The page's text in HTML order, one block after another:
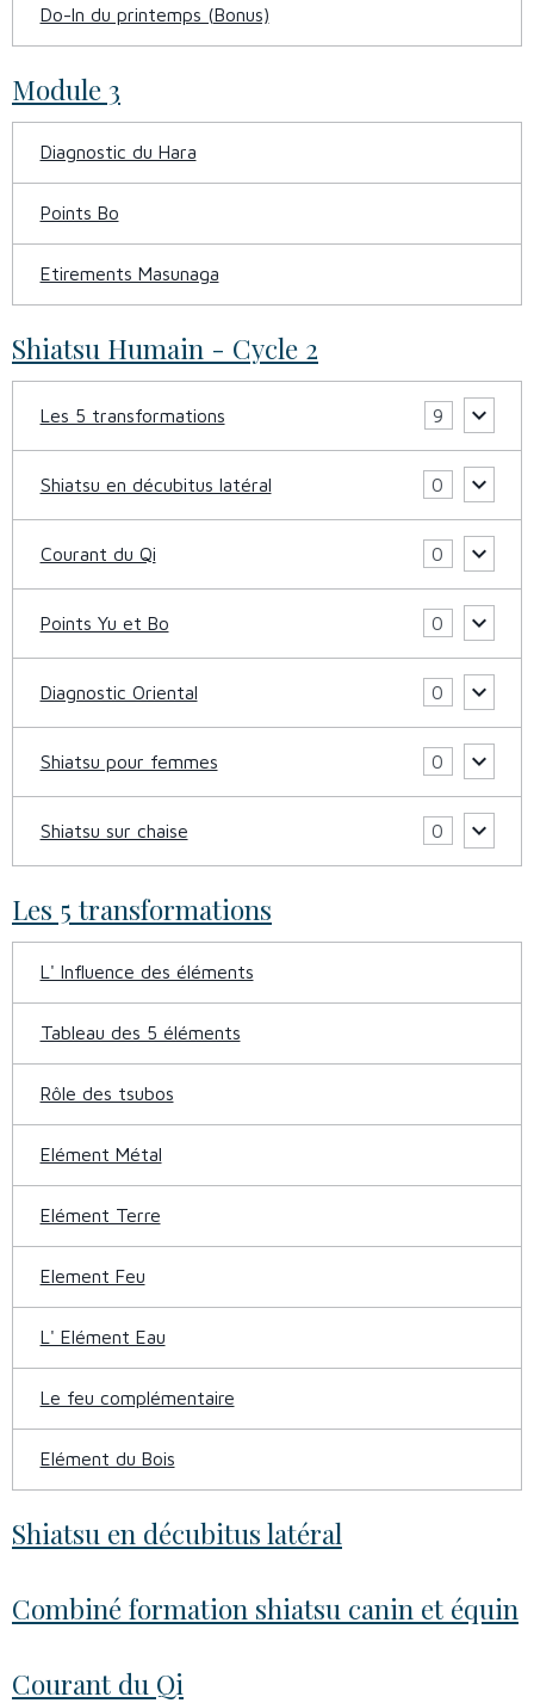
Do-In du printemps (Bonus)
Module 3
Diagnostic du Hara
Points Bo
Etirements Masunaga
Shiatsu Humain - Cycle 2
Les 5 transformations 9
Shiatsu en décubitus latéral 0
Courant du Qi 0
Points Yu et Bo 0
Diagnostic Oriental 0
Shiatsu pour femmes 0
Shiatsu sur chaise 0
Les 5 transformations
L' Influence des éléments
Tableau des 5 éléments
Rôle des tsubos
Elément Métal
Elément Terre
Element Feu
L' Elément Eau
Le feu complémentaire
Elément du Bois
Shiatsu en décubitus latéral
Combiné formation shiatsu canin et équin
Courant du Qi